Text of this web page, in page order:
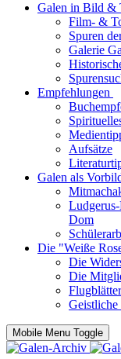
Galen in Bild &
Film- &
Spuren
Galerie
Empfehlungen
Aufsätze
Galen als
Dom
Die "Weiße
Die
Die
Flugblätter
Geistliche
Mobile Menu Toggle